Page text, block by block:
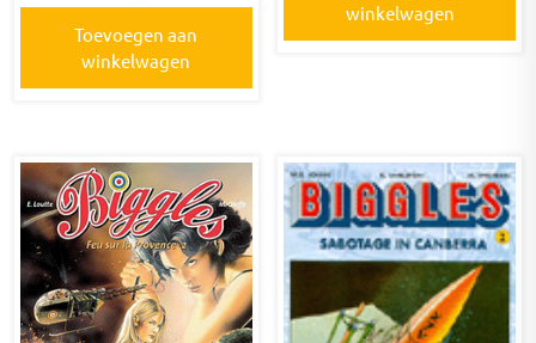
Toevoegen aan
winkelwagen
winkelwagen